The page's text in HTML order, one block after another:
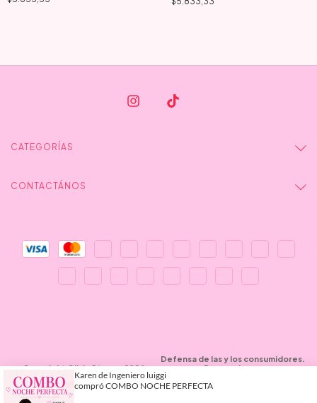
CATEGORÍAS
CONTACTÁNOS
Copyright Olivia Store - 2026.
Todos los derechos reservados.
Defensa de las y los consumidores.
Para reclamos
ingresá acá.
Botón de arrepentimiento